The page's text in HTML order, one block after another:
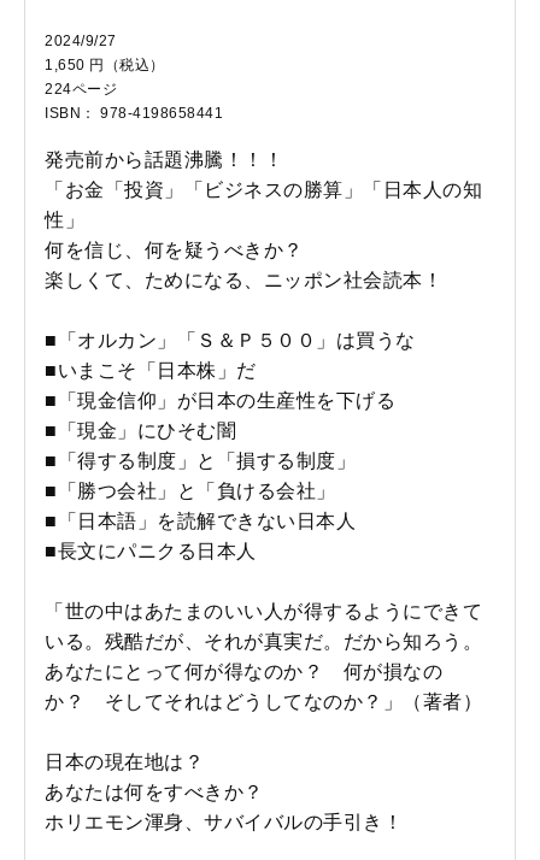
2024/9/27
1,650 円（税込）
224ページ
ISBN： 978-4198658441
発売前から話題沸騰！！！
「お金「投資」「ビジネスの勝算」「日本人の知
性」
何を信じ、何を疑うべきか？
楽しくて、ためになる、ニッポン社会読本！
■「オルカン」「Ｓ＆Ｐ５００」は買うな
■いまこそ「日本株」だ
■「現金信仰」が日本の生産性を下げる
■「現金」にひそむ闇
■「得する制度」と「損する制度」
■「勝つ会社」と「負ける会社」
■「日本語」を読解できない日本人
■長文にパニクる日本人
「世の中はあたまのいい人が得するようにできて
いる。残酷だが、それが真実だ。だから知ろう。
あなたにとって何が得なのか？ 何が損なの
か？ そしてそれはどうしてなのか？」（著者）
日本の現在地は？
あなたは何をすべきか？
ホリエモン渾身、サバイバルの手引き！